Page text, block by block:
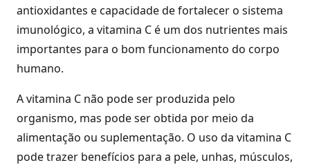
antioxidantes e capacidade de fortalecer o sistema
imunológico, a vitamina C é um dos nutrientes mais
importantes para o bom funcionamento do corpo
humano.
A vitamina C não pode ser produzida pelo
organismo, mas pode ser obtida por meio da
alimentação ou suplementação. O uso da vitamina C
pode trazer benefícios para a pele, unhas, músculos,